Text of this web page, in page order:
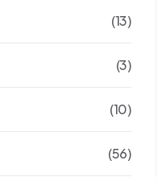
(13)
(3)
(10)
(56)